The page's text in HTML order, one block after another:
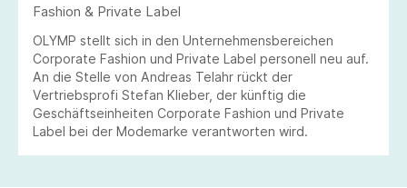
Fashion & Private Label
OLYMP stellt sich in den Unternehmensbereichen
Corporate Fashion und Private Label personell neu auf.
An die Stelle von Andreas Telahr rückt der
Vertriebsprofi Stefan Klieber, der künftig die
Geschäftseinheiten Corporate Fashion und Private
Label bei der Modemarke verantworten wird.